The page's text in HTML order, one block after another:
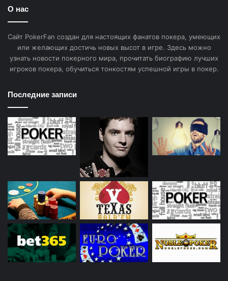
О нас
Сайт PokerFan создан для настоящих фанатов покера, умеющих
или желающих достичь новых высот в игре. Здесь можно
узнать новости покерного мира, прочитать биографию лучших
игроков покера, обучиться тонкостям успешной игры в покер.
Последние записи